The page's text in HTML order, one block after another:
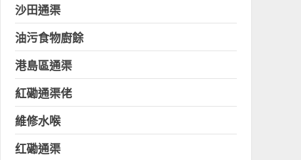
沙田通渠
油污食物廚餘
港島區通渠
紅磡通渠佬
維修水喉
红磡通渠